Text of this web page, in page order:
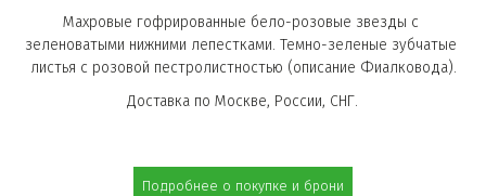
Махровые гофрированные бело-розовые звезды с
зеленоватыми нижними лепестками. Темно-зеленые зубчатые
листья с розовой пестролистностью (описание Фиалковода).
Доставка по Москве, России, СНГ.
Подробнее о покупке и брони